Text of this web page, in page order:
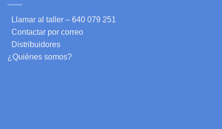
Llamar al taller – 640 079 251
Contactar por correo
Distribuidores
¿Quiénes somos?